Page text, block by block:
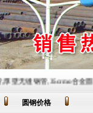
无缝钢管,35crmo合金圆
圆钢价格